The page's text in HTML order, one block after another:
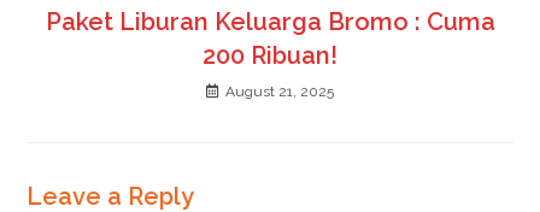
Paket Liburan Keluarga Bromo : Cuma
200 Ribuan!
August 21, 2025
Leave a Reply